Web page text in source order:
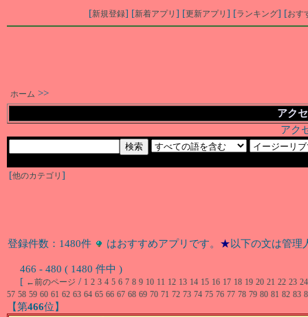
[新規登録] [新着アプリ ] [更新アプリ ] [ランキング] [おす
ホーム >>
アク
アク
[他のカテゴリ ]
登録件数：1480件 はおすすめアプリです。 ★以下の文は管理
466 - 480 ( 1480 件中 )
[ ←前のページ / 1 2 3 4 5 6 7 8 9 10 11 12 13 14 15 16 17 18 19 20 21 22 23 24
57 58 59 60 61 62 63 64 65 66 67 68 69 70 71 72 73 74 75 76 77 78 79 80 81 82 83
【第466位】